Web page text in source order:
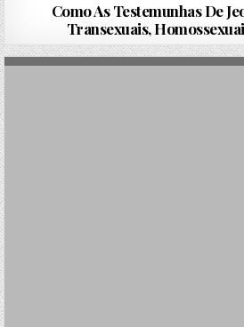
Como As Testemunhas De
Transexuais,